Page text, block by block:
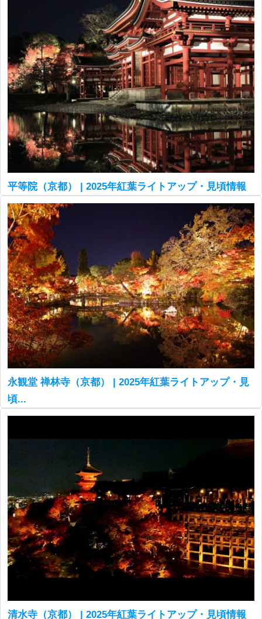
平等院（京都） | 2025年紅葉ライトアップ・見頃情報
永観堂 禅林寺（京都） | 2025年紅葉ライトアップ・見
頃...
清水寺（京都） | 2025年紅葉ライトアップ・見頃情報